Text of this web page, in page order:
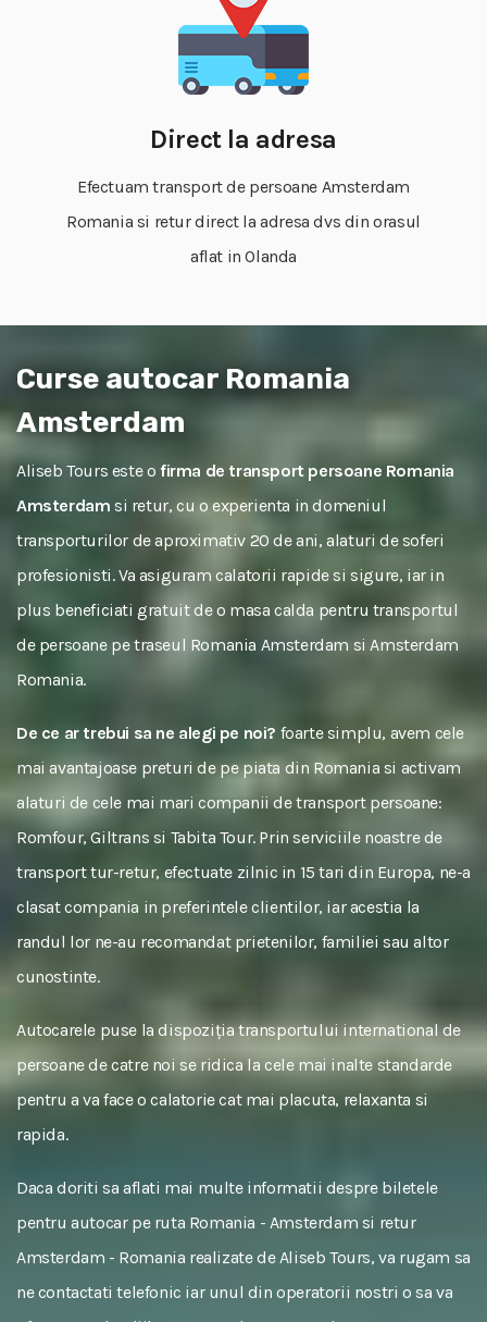
Direct la adresa
Efectuam transport de persoane Amsterdam
Romania si retur direct la adresa dvs din orasul
aflat in Olanda
Curse autocar Romania
Amsterdam
Aliseb Tours este o firma de transport persoane Romania
Amsterdam si retur, cu o experienta in domeniul
transporturilor de aproximativ 20 de ani, alaturi de soferi
profesionisti. Va asiguram calatorii rapide si sigure, iar in
plus beneficiati gratuit de o masa calda pentru transportul
de persoane pe traseul Romania Amsterdam si Amsterdam
Romania.
De ce ar trebui sa ne alegi pe noi? foarte simplu, avem cele
mai avantajoase preturi de pe piata din Romania si activam
alaturi de cele mai mari companii de transport persoane:
Romfour, Giltrans si Tabita Tour. Prin serviciile noastre de
transport tur-retur, efectuate zilnic in 15 tari din Europa, ne-a
clasat compania in preferintele clientilor, iar acestia la
randul lor ne-au recomandat prietenilor, familiei sau altor
cunostinte.
Autocarele puse la dispoziția transportului international de
persoane de catre noi se ridica la cele mai inalte standarde
pentru a va face o calatorie cat mai placuta, relaxanta si
rapida.
Daca doriti sa aflati mai multe informatii despre biletele
pentru autocar pe ruta Romania - Amsterdam si retur
Amsterdam - Romania realizate de Aliseb Tours, va rugam sa
ne contactati telefonic iar unul din operatorii nostri o sa va